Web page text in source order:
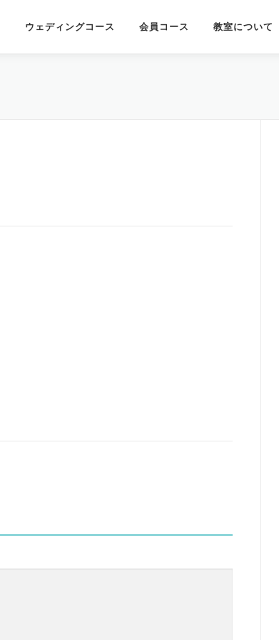
ウェディングコース 会員コース 教室について